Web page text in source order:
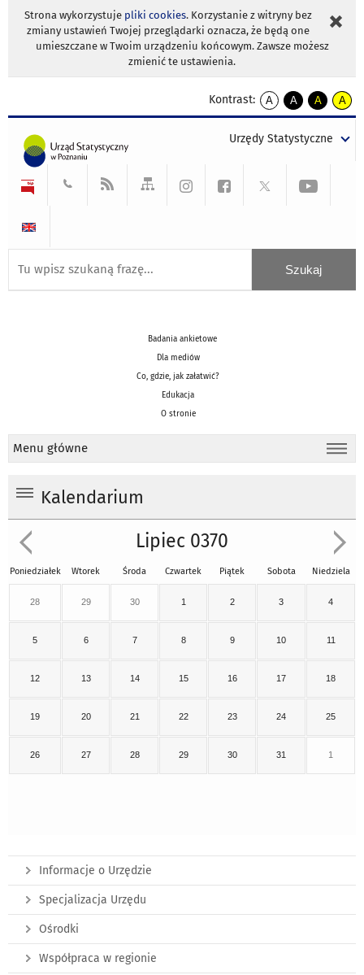
Strona wykorzystuje pliki cookies. Korzystanie z witryny bez
zmiany ustawień Twojej przeglądarki oznacza, że będą one
umieszczane w Twoim urządzeniu końcowym. Zawsze możesz
zmienić te ustawienia.
Kontrast:
A
kontrast
A
kontrast
tekst
czarnym
A
kontrast
tekst
czarnym
A
tekst
żółtym
Urzędy Statystyczne
Badania ankietowe
Dla mediów
Co, gdzie, jak załatwić?
Edukacja
O stronie
Menu główne
Kalendarium
Lipiec 0370
Poniedziałek Wtorek Środa Czwartek Piątek Sobota Niedziela
28 29 30 1 2 3 4
5 6 7 8 9 10 11
12 13 14 15 16 17 18
19 20 21 22 23 24 25
26 27 28 29 30 31 1
Informacje o Urzędzie
Specjalizacja Urzędu
Ośrodki
Współpraca w regionie